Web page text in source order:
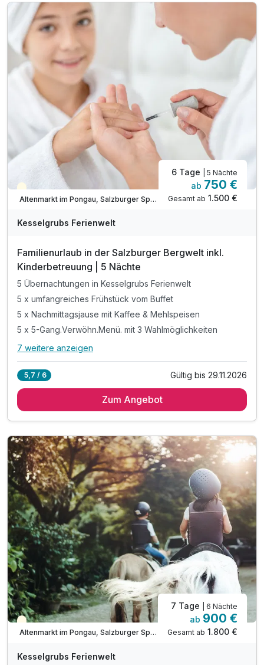
inkl. Kesselgrubs kleine, feine Wellnesswelt
inkl. Kesselgrubs Gesundheitswelt mit Vitaminkorb
inkl. Kesselgrubs Badetasche & Bademantel
inkl. Kesselgrubs.Abend.Bar. „s’Kessei“
inkl. Kesselinos Kinderwelt*
inkl. Kesselinos Kinderclub mit Bastelwerkstatt
inkl. Kesselinos Kinder.Abenteuer.Land im Freien
Teilweise ausgelastet
Altenmarkt im Pongau, Salzburger Sportwelt
6 Tage | 5 Nächte
ab 750 €
Gesamt ab 1.500 €
Kesselgrubs Ferienwelt
Familienurlaub in der Salzburger Bergwelt inkl.
Kinderbetreuung | 5 Nächte
5 Übernachtungen in Kesselgrubs Ferienwelt
5 x umfangreiches Frühstück vom Buffet
5 x Nachmittagsjause mit Kaffee & Mehlspeisen
5 x 5-Gang.Verwöhn.Menü. mit 3 Wahlmöglichkeiten
Alle Inklusivleistungen
5 x umfangreiches Frühstück vom Buffet
inkl. Kesselgrubs kleine, feine Wellnesswelt
inkl. Kesselgrubs Gesundheitswelt mit Vitaminkorb
inkl. Kesselgrubs Badetasche & Bademantel
inkl. Kesselgrubs.Abend.Bar. „s’Kessei“
inkl. Kesselinos Kinderwelt*
inkl. Kesselinos Kinderclub mit Bastelwerkstatt
inkl. Kesselinos Kinder.Abenteuer.Land im Freien
7 weitere anzeigen
5,7 / 6 Gültig bis 29.11.2026
Zum Angebot
Teilweise ausgelastet
Altenmarkt im Pongau, Salzburger Sportwelt
7 Tage | 6 Nächte
ab 900 €
Gesamt ab 1.800 €
Kesselgrubs Ferienwelt